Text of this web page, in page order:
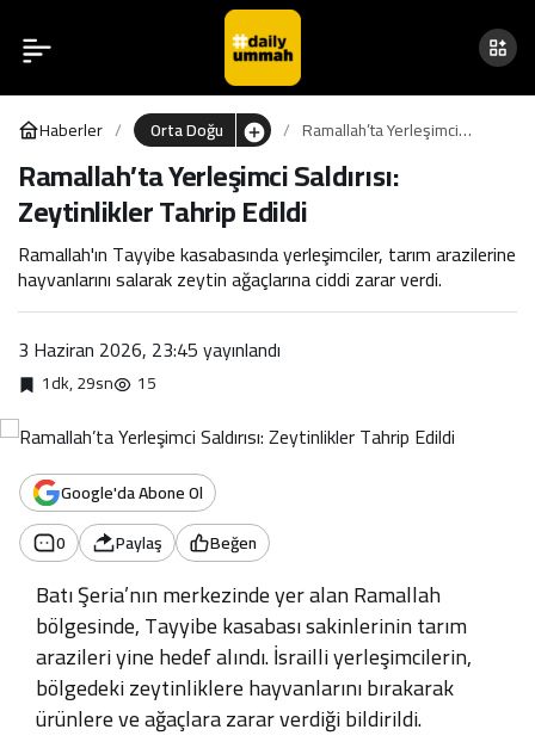
Haberler Orta Doğu
Ramallah’ta Yerleşimci
Saldırısı: Zeytinlikler Tahrip
Edildi
Ramallah’ta Yerleşimci Saldırısı:
Zeytinlikler Tahrip Edildi
Ramallah'ın Tayyibe kasabasında yerleşimciler, tarım arazilerine
hayvanlarını salarak zeytin ağaçlarına ciddi zarar verdi.
3 Haziran 2026, 23:45yayınlandı
1dk, 29sn 15
Google'da Abone Ol
0
Paylaş Beğen
Batı Şeria’nın merkezinde yer alan Ramallah
bölgesinde, Tayyibe kasabası sakinlerinin tarım
arazileri yine hedef alındı. İsrailli yerleşimcilerin,
bölgedeki zeytinliklere hayvanlarını bırakarak
ürünlere ve ağaçlara zarar verdiği bildirildi.
Ramallah’ta Yerleşimci
Saldırısı: Zeytinlikler
Tahrip Edildi
0